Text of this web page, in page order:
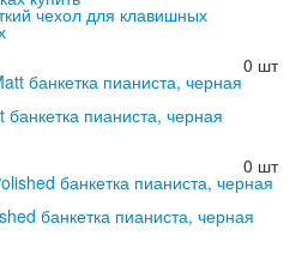
чехол для клавишных
0 шт
пианиста, черная
0 шт
банкетка пианиста, черная